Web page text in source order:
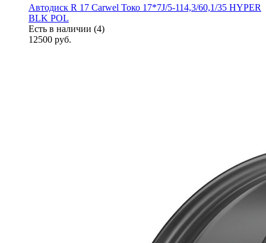
Автодиск R 17 Carwel Токо 17*7J/5-114,3/60,1/35 HYPER
BLK POL
Есть в наличии (4)
12500 руб.